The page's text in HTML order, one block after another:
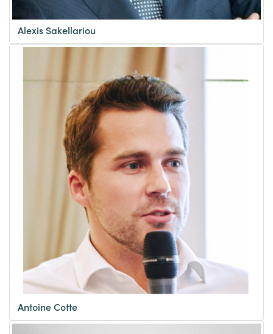
Alexis Sakellariou
Antoine Cotte